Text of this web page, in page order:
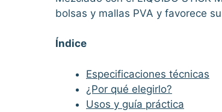
bolsas y mallas PVA y favorece
Índice
Especificaciones técnicas
¿Por qué elegirlo?
Usos y guía práctica